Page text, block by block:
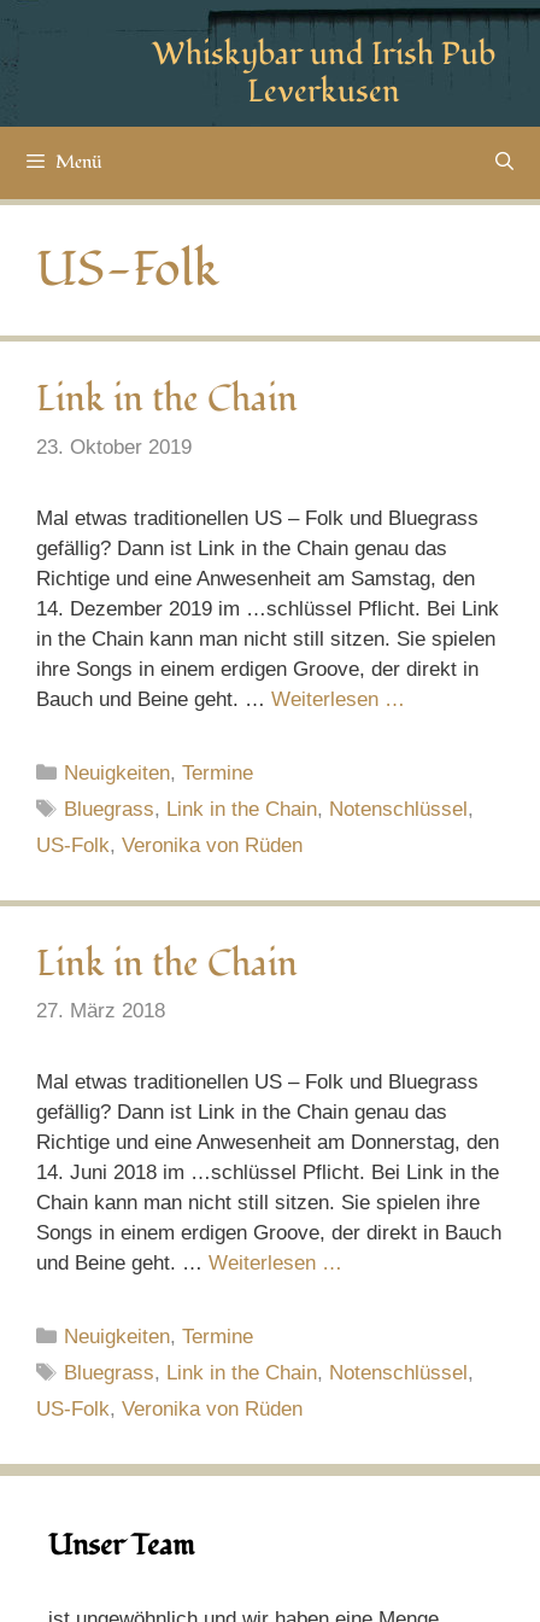
Whiskybar und Irish Pub
Leverkusen
Menü
US-Folk
Link in the Chain
23. Oktober 2019
Mal etwas traditionellen US – Folk und Bluegrass
gefällig? Dann ist Link in the Chain genau das
Richtige und eine Anwesenheit am Samstag, den
14. Dezember 2019 im …schlüssel Pflicht. Bei Link
in the Chain kann man nicht still sitzen. Sie spielen
ihre Songs in einem erdigen Groove, der direkt in
Bauch und Beine geht. … Weiterlesen …
Kategorien
Neuigkeiten,Termine
Schlagwörter
Bluegrass, Link in the Chain, Notenschlüssel,
US-Folk, Veronika von Rüden
Link in the Chain
27. März 2018
Mal etwas traditionellen US – Folk und Bluegrass
gefällig? Dann ist Link in the Chain genau das
Richtige und eine Anwesenheit am Donnerstag, den
14. Juni 2018 im …schlüssel Pflicht. Bei Link in the
Chain kann man nicht still sitzen. Sie spielen ihre
Songs in einem erdigen Groove, der direkt in Bauch
und Beine geht. … Weiterlesen …
Kategorien
Neuigkeiten,Termine
Schlagwörter
Bluegrass, Link in the Chain, Notenschlüssel,
US-Folk, Veronika von Rüden
Unser Team